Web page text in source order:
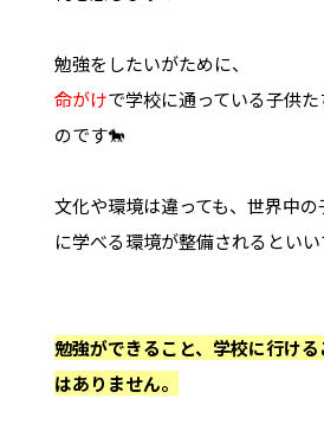
勉強をしたいがために、
命がけで学校に通っている子供
のです🐎
文化や環境は違っても、世界中の
に学べる環境が整備されるとい
勉強ができること、学校に行け
はありません。